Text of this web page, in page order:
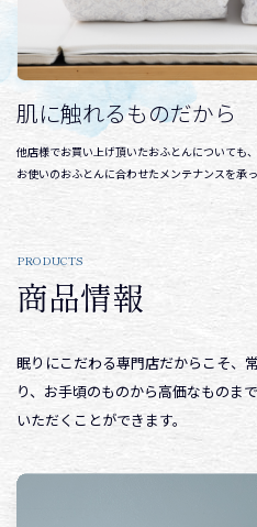
肌に触れるものだから
他店様でお買い上げ頂いたおふとんについても
お使いのおふとんに合わせたメンテナンスを承っ
PRODUCTS
商品情報
眠りにこだわる専門店だからこそ、
り、お手頃のものから高価なものま
いただくことができます。